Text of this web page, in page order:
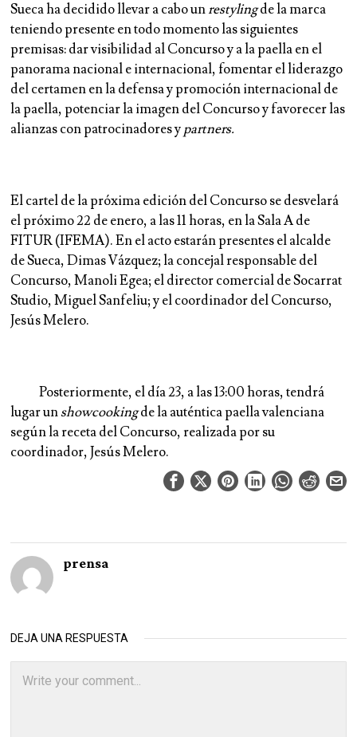
Sueca ha decidido llevar a cabo unrestylingde la marca
teniendo presente en todo momento las siguientes
premisas: dar visibilidad al Concurso y a la paella en el
panorama nacional e internacional, fomentar el liderazgo
del certamen en la defensa y promoción internacional de
la paella, potenciar la imagen del Concurso y favorecer las
alianzas con patrocinadores ypartners.
El cartel de la próxima edición del Concurso se desvelará
el próximo 22 de enero, a las 11 horas, en la Sala A de
FITUR (IFEMA). En el acto estarán presentes el alcalde
de Sueca, Dimas Vázquez; la concejal responsable del
Concurso, Manoli Egea; el director comercial de Socarrat
Studio, Miguel Sanfeliu; y el coordinador del Concurso,
Jesús Melero.
Posteriormente, el día 23, a las 13:00 horas, tendrá
lugar unshowcookingde la auténtica paella valenciana
según la receta del Concurso, realizada por su
coordinador, Jesús Melero.
prensa
DEJA UNA RESPUESTA